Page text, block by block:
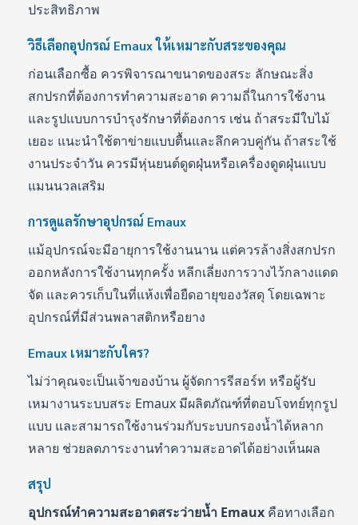
ประสิทธิภาพ
วิธีเลือกอุปกรณ์ Emaux ให้เหมาะกับสระของคุณ
ก่อนเลือกซื้อ ควรพิจารณาขนาดของสระ ลักษณะสิ่ง
สกปรกที่ต้องการทำความสะอาด ความถี่ในการใช้งาน
และรูปแบบการบำรุงรักษาที่ต้องการ เช่น ถ้าสระมีใบไม้
เยอะ แนะนำใช้ตาข่ายแบบตื้นและลึกควบคู่กัน ถ้าสระใช้
งานประจำวัน ควรมีหุ่นยนต์ดูดฝุ่นหรือเครื่องดูดฝุ่นแบบ
แมนนวลเสริม
การดูแลรักษาอุปกรณ์ Emaux
แม้อุปกรณ์จะมีอายุการใช้งานนาน แต่ควรล้างสิ่งสกปรก
ออกหลังการใช้งานทุกครั้ง หลีกเลี่ยงการวางไว้กลางแดด
จัด และควรเก็บในที่แห้งเพื่อยืดอายุของวัสดุ โดยเฉพาะ
อุปกรณ์ที่มีส่วนพลาสติกหรือยาง
Emaux เหมาะกับใคร?
ไม่ว่าคุณจะเป็นเจ้าของบ้าน ผู้จัดการรีสอร์ท หรือผู้รับ
เหมางานระบบสระ Emaux มีผลิตภัณฑ์ที่ตอบโจทย์ทุกรูป
แบบ และสามารถใช้งานร่วมกับระบบกรองน้ำได้หลาก
หลาย ช่วยลดภาระงานทำความสะอาดได้อย่างเห็นผล
สรุป
อุปกรณ์ทำความสะอาดสระว่ายน้ำ Emaux คือทางเลือก